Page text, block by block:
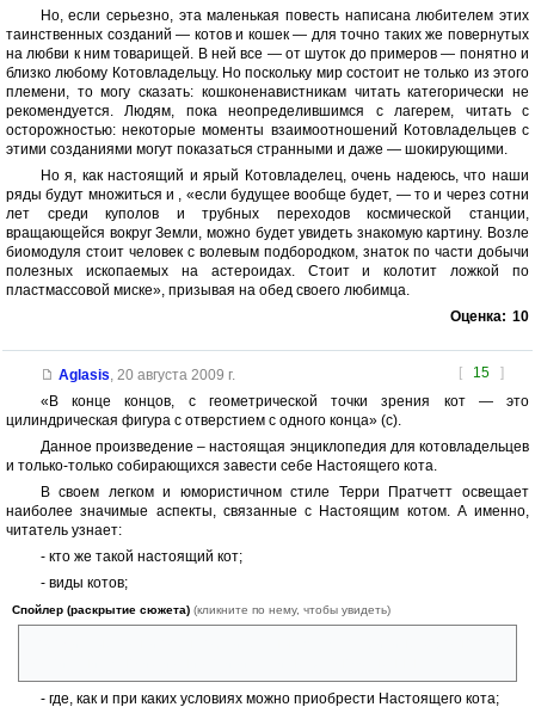
Но, если серьезно, эта маленькая повесть написана любителем этих
таинственных созданий — котов и кошек — для точно таких же повернутых
на любви к ним товарищей. В ней все — от шуток до примеров — понятно и
близко любому Котовладельцу. Но поскольку мир состоит не только из этого
племени, то могу сказать: кошконенавистникам читать категорически не
рекомендуется. Людям, пока неопределившимся с лагерем, читать с
осторожностью: некоторые моменты взаимоотношений Котовладельцев с
этими созданиями могут показаться странными и даже — шокирующими.
Но я, как настоящий и ярый Котовладелец, очень надеюсь, что наши
ряды будут множиться и , «если будущее вообще будет, — то и через сотни
лет среди куполов и трубных переходов космической станции,
вращающейся вокруг Земли, можно будет увидеть знакомую картину. Возле
биомодуля стоит человек с волевым подбородком, знаток по части добычи
полезных ископаемых на астероидах. Стоит и колотит ложкой по
пластмассовой миске», призывая на обед своего любимца.
Оценка: 10
[ 15 ]
Aglasis, 20 августа 2009 г.
«В конце концов, с геометрической точки зрения кот — это
цилиндрическая фигура с отверстием с одного конца» (с).
Данное произведение – настоящая энциклопедия для котовладельцев
и только-только собирающихся завести себе Настоящего кота.
В своем легком и юмористичном стиле Терри Пратчетт освещает
наиболее значимые аспекты, связанные с Настоящим котом. А именно,
читатель узнает:
- кто же такой настоящий кот;
- виды котов;
Спойлер (раскрытие сюжета) (кликните по нему, чтобы увидеть)
- где, как и при каких условиях можно приобрести Настоящего кота;